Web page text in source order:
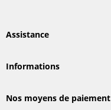
Assistance
Informations
Nos moyens de paiement